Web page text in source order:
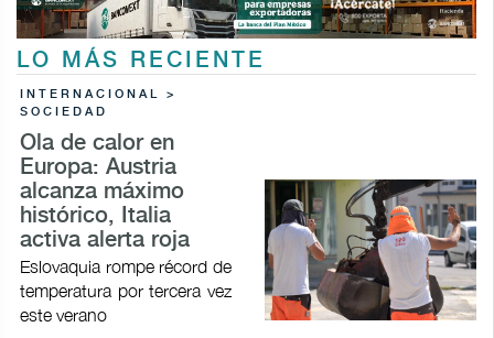
LO MÁS RECIENTE
INTERNACIONAL >
SOCIEDAD
Ola de calor en
Europa: Austria
alcanza máximo
histórico, Italia
activa alerta roja
Eslovaquia rompe récord de
temperatura por tercera vez
este verano